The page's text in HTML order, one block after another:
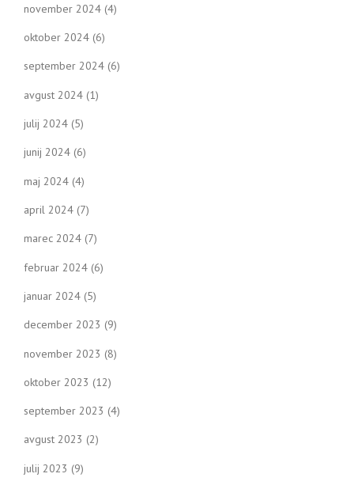
november 2024 (4)
oktober 2024 (6)
september 2024 (6)
avgust 2024 (1)
julij 2024 (5)
junij 2024 (6)
maj 2024 (4)
april 2024 (7)
marec 2024 (7)
februar 2024 (6)
januar 2024 (5)
december 2023 (9)
november 2023 (8)
oktober 2023 (12)
september 2023 (4)
avgust 2023 (2)
julij 2023 (9)